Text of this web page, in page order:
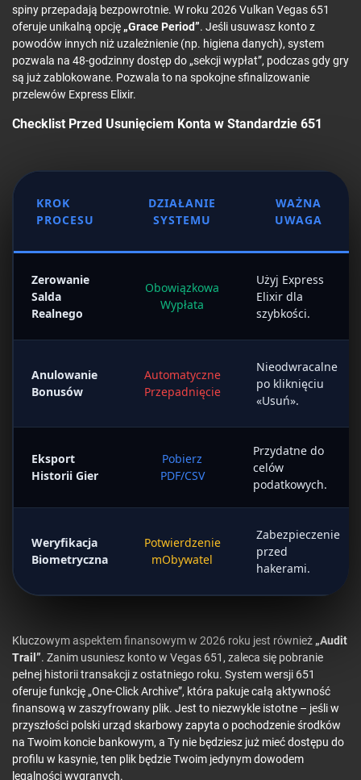
spiny przepadają bezpowrotnie. W roku 2026 Vulkan Vegas 651
oferuje unikalną opcję „Grace Period”. Jeśli usuwasz konto z
powodów innych niż uzależnienie (np. higiena danych), system
pozwala na 48-godzinny dostęp do „sekcji wypłat”, podczas gdy gry
są już zablokowane. Pozwala to na spokojne sfinalizowanie
przelewów Express Elixir.
Checklist Przed Usunięciem Konta w Standardzie 651
KROK
PROCESU
DZIAŁANIE
SYSTEMU
WAŻNA
UWAGA
Zerowanie
Salda
Realnego
Obowiązkowa
Wypłata
Użyj Express
Elixir dla
szybkości.
Anulowanie
Bonusów
Automatyczne
Przepadnięcie
Nieodwracalne
po kliknięciu
«Usuń».
Eksport
Historii Gier
Pobierz
PDF/CSV
Przydatne do
celów
podatkowych.
Weryfikacja
Biometryczna
Potwierdzenie
mObywatel
Zabezpieczenie
przed
hakerami.
Kluczowym aspektem finansowym w 2026 roku jest również „Audit
Trail”. Zanim usuniesz konto w Vegas 651, zaleca się pobranie
pełnej historii transakcji z ostatniego roku. System wersji 651
oferuje funkcję „One-Click Archive”, która pakuje całą aktywność
finansową w zaszyfrowany plik. Jest to niezwykle istotne – jeśli w
przyszłości polski urząd skarbowy zapyta o pochodzenie środków
na Twoim koncie bankowym, a Ty nie będziesz już mieć dostępu do
profilu w kasynie, ten plik będzie Twoim jedynym dowodem
legalności wygranych.